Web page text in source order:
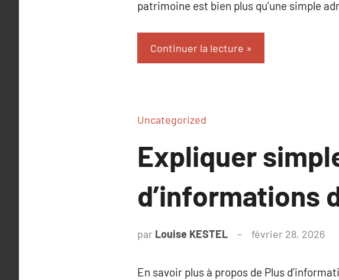
patrimoine est bien plus qu’une simple
Continuer la lecture
Uncategorized
Expliquer
d’informations
par Louise KESTEL février 28, 2026
En savoir plus à propos de Plus